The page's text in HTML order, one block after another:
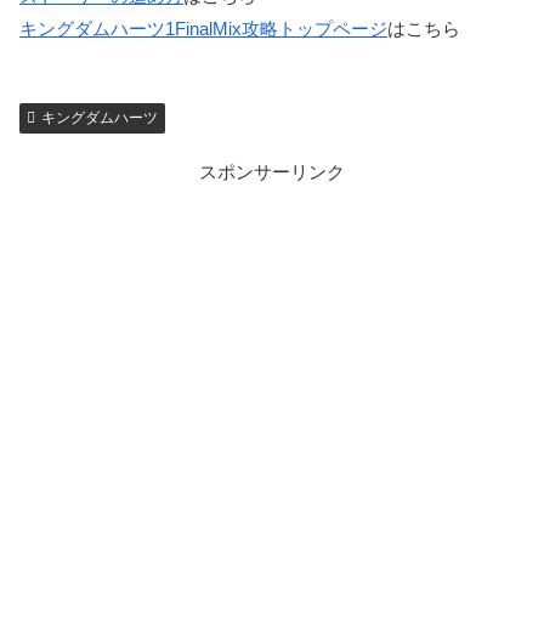
キングダムハーツ1FinalMix攻略トップページはこちら
キングダムハーツ
スポンサーリンク